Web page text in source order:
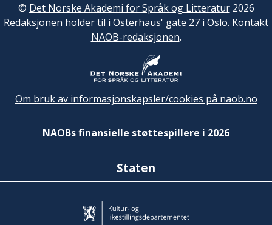
© Det Norske Akademi for Språk og Litteratur2026
Redaksjonen holder til i Osterhaus' gate 27 i Oslo. Kontakt
NAOB-redaksjonen.
Om bruk av informasjonskapsler/cookies på naob.no
NAOBs finansielle støttespillere i 2026
Staten